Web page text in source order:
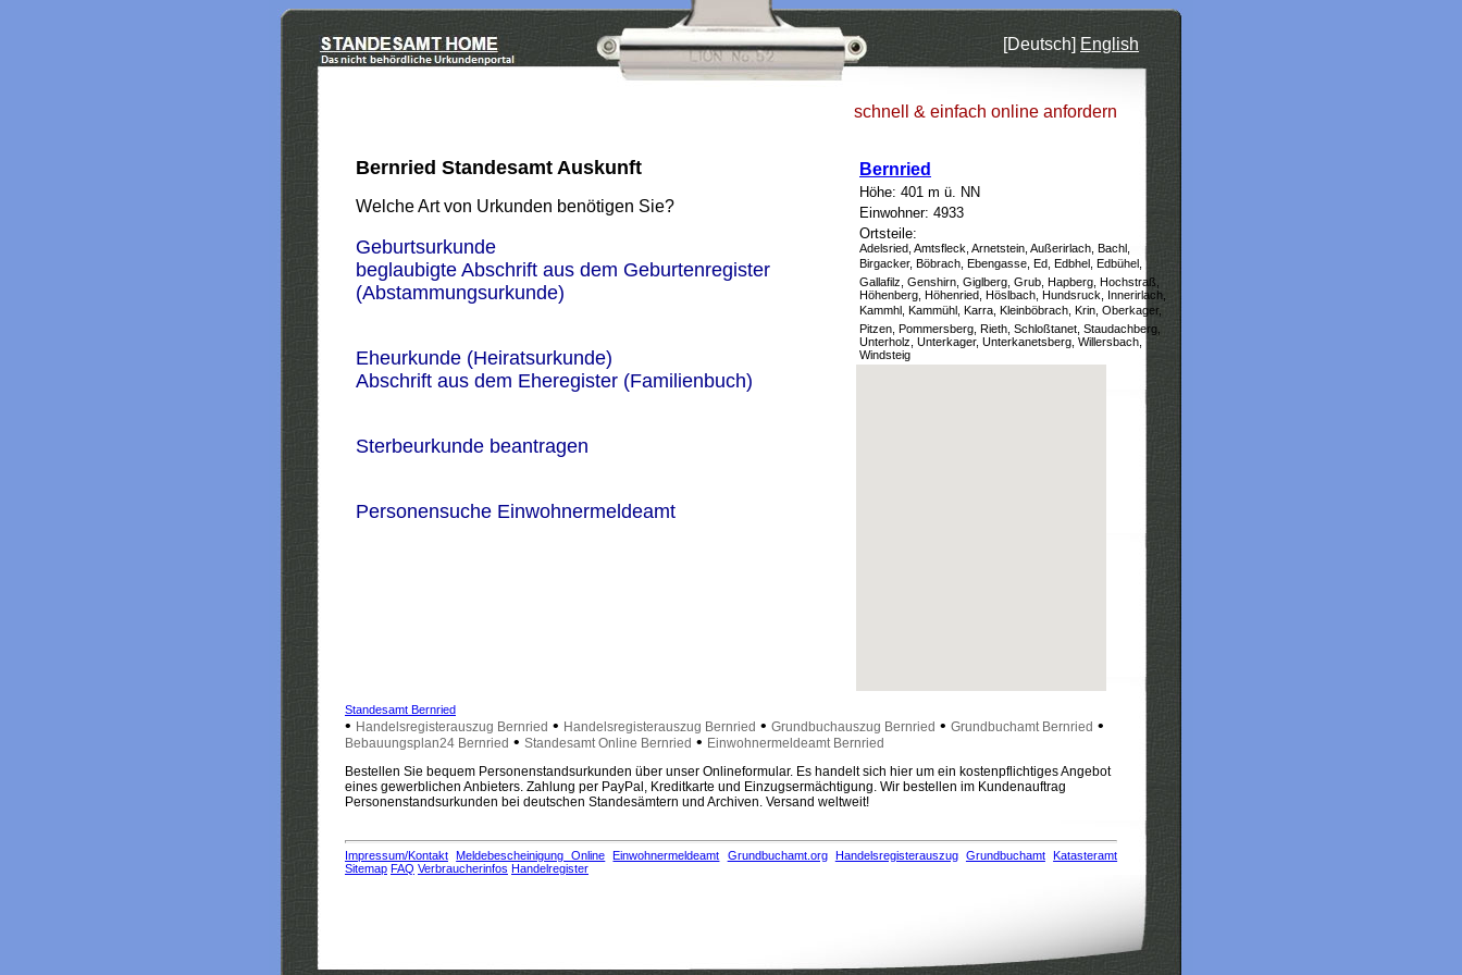
[Deutsch] English
schnell & einfach online anfordern
Bernried Standesamt Auskunft
Welche Art von Urkunden benötigen Sie?
Geburtsurkunde
beglaubigte Abschrift aus dem Geburtenregister
(Abstammungsurkunde)
Eheurkunde (Heiratsurkunde)
Abschrift aus dem Eheregister (Familienbuch)
Sterbeurkunde beantragen
Personensuche Einwohnermeldeamt
Bernried
Höhe: 401 m ü. NN
Einwohner: 4933
Ortsteile:
Adelsried, Amtsfleck, Arnetstein, Außerirlach, Bachl,
Birgacker, Böbrach, Ebengasse, Ed, Edbhel, Edbühel,
Gallafilz, Genshirn, Giglberg, Grub, Hapberg, Hochstraß,
Höhenberg, Höhenried, Höslbach, Hundsruck, Innerirlach,
Kammhl, Kammühl, Karra, Kleinböbrach, Krin, Oberkager,
Pitzen, Pommersberg, Rieth, Schloßtanet, Staudachberg,
Unterholz, Unterkager, Unterkanetsberg, Willersbach,
Windsteig
Standesamt Bernried
• Handelsregisterauszug Bernried • Handelsregisterauszug Bernried • Grundbuchauszug Bernried • Grundbuchamt Bernried •
Bebauungsplan24 Bernried • Standesamt Online Bernried • Einwohnermeldeamt Bernried
Bestellen Sie bequem Personenstandsurkunden über unser Onlineformular. Es handelt sich hier um ein kostenpflichtiges Angebot
eines gewerblichen Anbieters. Zahlung per PayPal, Kreditkarte und Einzugsermächtigung. Wir bestellen im Kundenauftrag
Personenstandsurkunden bei deutschen Standesämtern und Archiven. Versand weltweit!
Impressum/Kontakt Meldebescheinigung Online Einwohnermeldeamt Grundbuchamt.org Handelsregisterauszug Grundbuchamt Katasteramt
Sitemap FAQ Verbraucherinfos Handelregister